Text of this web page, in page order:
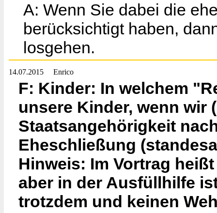
A: Wenn Sie dabei die
berücksichtigt haben,
losgehen.
14.07.2015 Enrico
F: Kinder: In welchem
unsere Kinder, wenn wir
Staatsangehörigkeit
Eheschließung
Hinweis: Im Vortrag
aber in der Ausfüllhilfe
trotzdem und keinen